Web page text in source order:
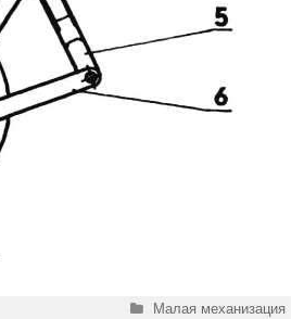
Рубрики
Малая механизация